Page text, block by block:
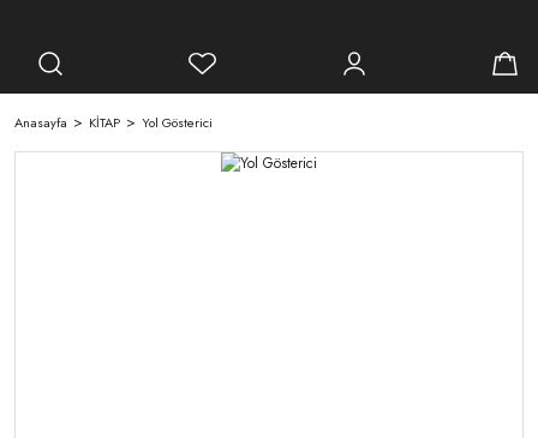
Anasayfa KİTAP Yol Gösterici